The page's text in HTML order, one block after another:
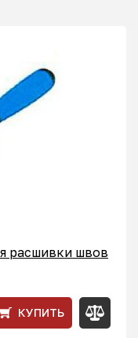
расшивки швов
КУПИТЬ